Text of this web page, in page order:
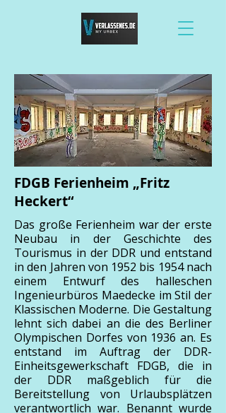
FDGB Ferienheim „Fritz
Heckert“
Das große Ferienheim war der erste
Neubau in der Geschichte des
Tourismus in der DDR und entstand
in den Jahren von 1952 bis 1954 nach
einem Entwurf des halleschen
Ingenieurbüros Maedecke im Stil der
Klassischen Moderne. Die Gestaltung
lehnt sich dabei an die des Berliner
Olympischen Dorfes von 1936 an. Es
entstand im Auftrag der DDR-
Einheitsgewerkschaft FDGB, die in
der DDR maßgeblich für die
Bereitstellung von Urlaubsplätzen
verantwortlich war. Benannt wurde